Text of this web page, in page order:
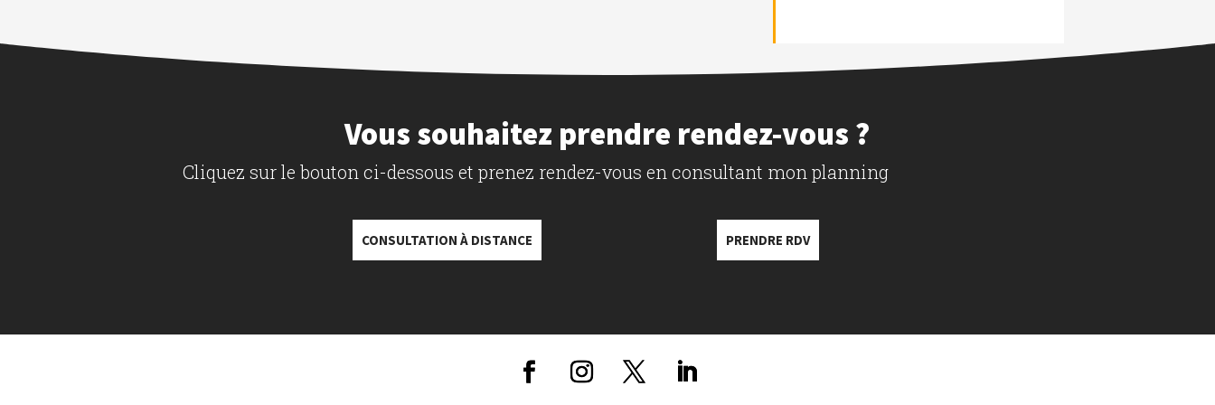
Vous souhaitez prendre rendez-vous ?
Cliquez sur le bouton ci-dessous et prenez rendez-vous en consultant mon planning
CONSULTATION À DISTANCE PRENDRE RDV